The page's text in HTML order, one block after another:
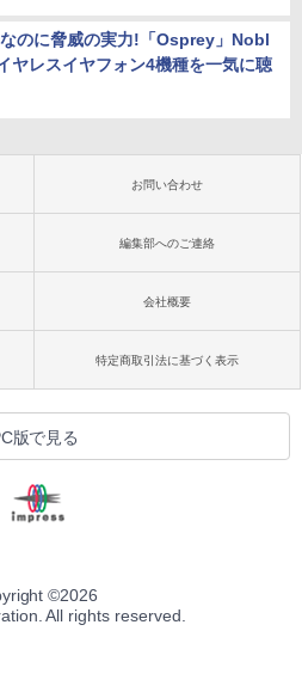
のに脅威の実力!「Osprey」Nobl
ヤレスイヤフォン4機種を一気に聴
お問い合わせ
編集部へのご連絡
会社概要
特定商取引法に基づく表示
版で見る
©2026
All rights reserved.